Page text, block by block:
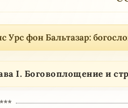
Урс фон Бальтазар:
I. Боговоплощение и
***